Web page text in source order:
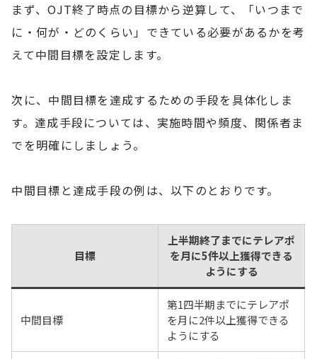
まず、OJT終了時点の目標から逆算して、「いつまで
に・何が・どのくらい」できている必要があるかを考
えて中間目標を設定します。
次に、中間目標を達成するための手段を具体化しま
す。達成手段については、実施時間や頻度、関係者ま
でを明確にしましょう。
中間目標と達成手段の例は、以下のとおりです。
目標
上半期終了までにテレアポ
を月に5件以上獲得できる
ようにする
中間目標
第1四半期までにテレアポ
を月に2件以上獲得できる
ようにする